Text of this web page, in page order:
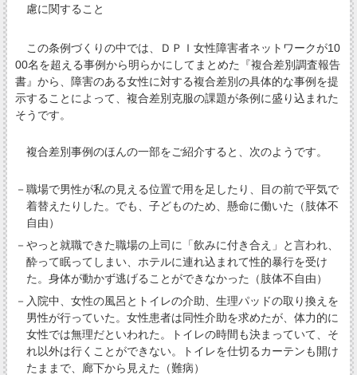
慮に関すること
この条例づくりの中では、ＤＰＩ女性障害者ネットワークが10
00名を超える事例から明らかにしてまとめた『複合差別調査報告
書』から、障害のある女性に対する複合差別の具体的な事例を提
示することによって、複合差別克服の課題が条例に盛り込まれた
そうです。
複合差別事例のほんの一部をご紹介すると、次のようです。
－職場で男性が私の見える位置で用を足したり、目の前で平気で
着替えたりした。でも、子どものため、懸命に働いた（肢体不
自由）
－やっと就職できた職場の上司に「飲みに付き合え」と言われ、
酔って眠ってしまい、ホテルに連れ込まれて性的暴行を受け
た。身体が動かず逃げることができなかった（肢体不自由）
－入院中、女性の風呂とトイレの介助、生理パッドの取り換えを
男性が行っていた。女性患者は同性介助を求めたが、体力的に
女性では無理だといわれた。トイレの時間も決まっていて、そ
れ以外は行くことができない。トイレを仕切るカーテンも開け
たままで、廊下から見えた（難病）